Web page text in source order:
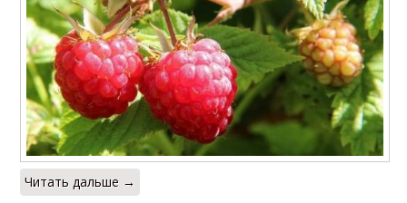
Читать дальше →